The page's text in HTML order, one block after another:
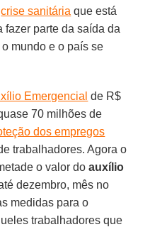
crise sanitária que está
fazer parte da saída da
mundo e o país se
Emergencial de R$
70 milhões de
dos empregos
trabalhadores. Agora o
o valor doauxílio
dezembro, mês no
medidas para o
trabalhadores que